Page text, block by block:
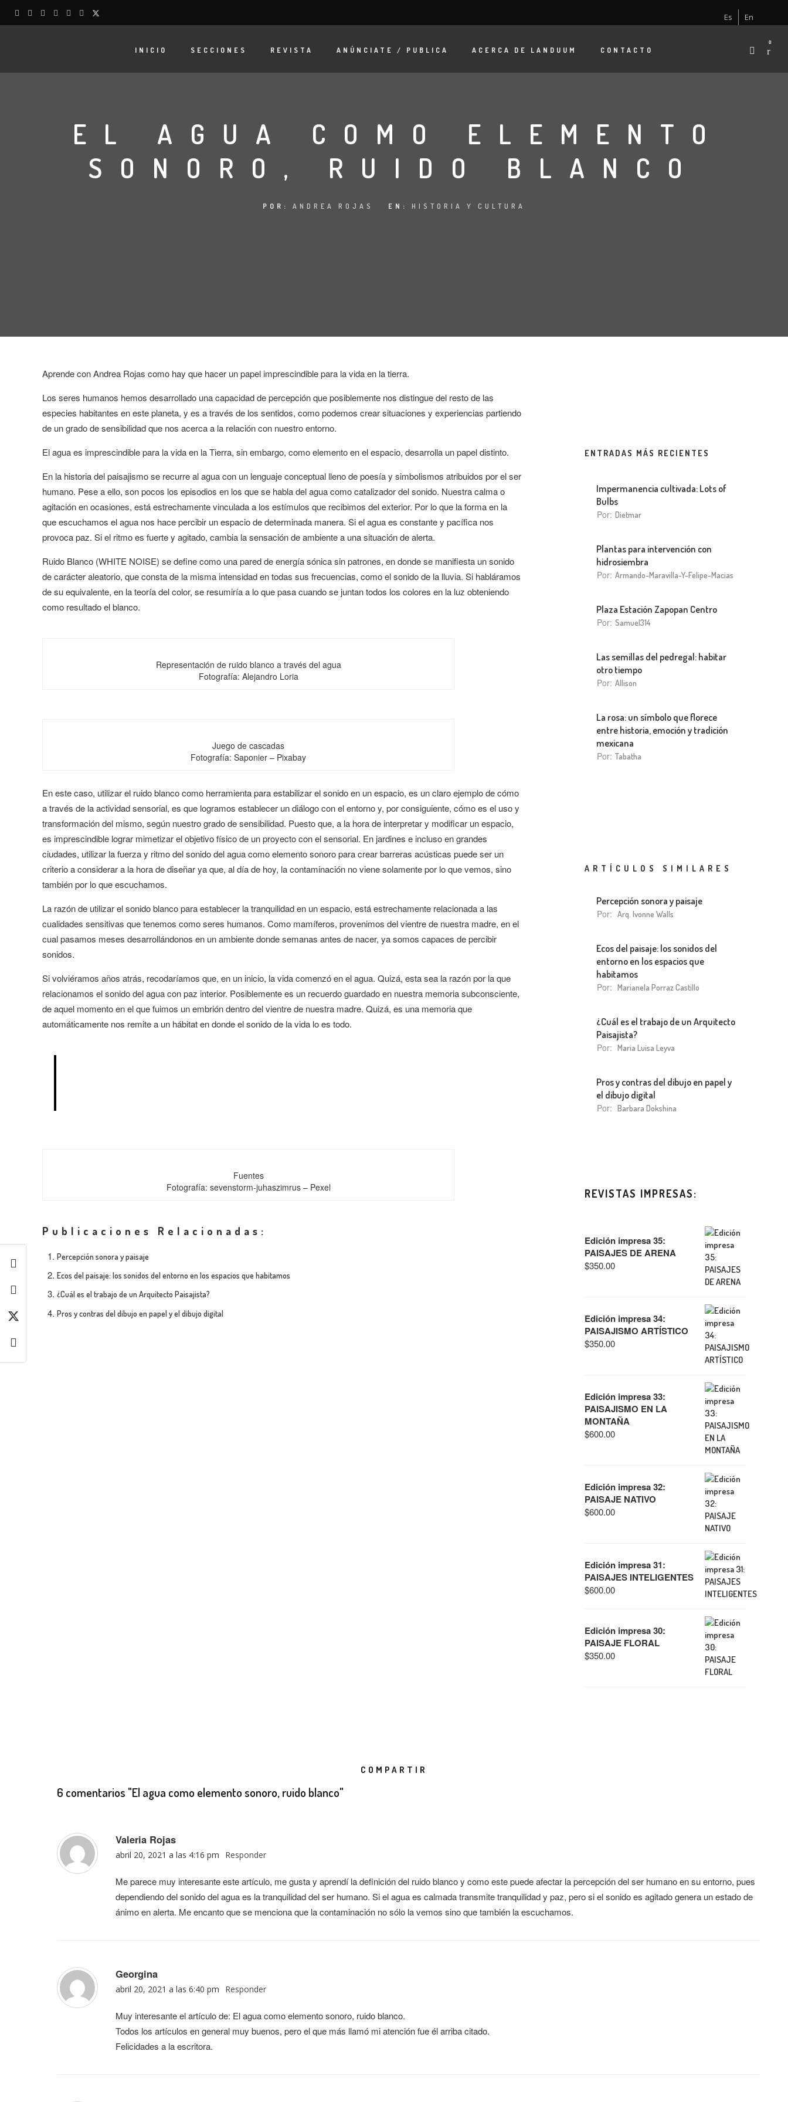
Es En
INICIO SECCIONES REVISTA ANÚNCIATE / PUBLICA ACERCA DE LANDUUM CONTACTO
0
EL AGUA COMO ELEMENTO
SONORO, RUIDO BLANCO
POR: ANDREA ROJAS EN: HISTORIA Y CULTURA
Aprende con Andrea Rojas como hay que hacer un papel imprescindible para la vida en la tierra.
Los seres humanos hemos desarrollado una capacidad de percepción que posiblemente nos distingue del resto de las
especies habitantes en este planeta, y es a través de los sentidos, como podemos crear situaciones y experiencias partiendo
de un grado de sensibilidad que nos acerca a la relación con nuestro entorno.
El agua es imprescindible para la vida en la Tierra, sin embargo, como elemento en el espacio, desarrolla un papel distinto.
En la historia del paisajismo se recurre al agua con un lenguaje conceptual lleno de poesía y simbolismos atribuidos por el ser
humano. Pese a ello, son pocos los episodios en los que se habla del agua como catalizador del sonido. Nuestra calma o
agitación en ocasiones, está estrechamente vinculada a los estímulos que recibimos del exterior. Por lo que la forma en la
que escuchamos el agua nos hace percibir un espacio de determinada manera. Si el agua es constante y pacífica nos
provoca paz. Si el ritmo es fuerte y agitado, cambia la sensación de ambiente a una situación de alerta.
Ruido Blanco (WHITE NOISE) se define como una pared de energía sónica sin patrones, en donde se manifiesta un sonido
de carácter aleatorio, que consta de la misma intensidad en todas sus frecuencias, como el sonido de la lluvia. Si habláramos
de su equivalente, en la teoría del color, se resumiría a lo que pasa cuando se juntan todos los colores en la luz obteniendo
como resultado el blanco.
Representación de ruido blanco a través del agua
Fotografía: Alejandro Loria
Juego de cascadas
Fotografía: Saponier – Pixabay
En este caso, utilizar el ruido blanco como herramienta para estabilizar el sonido en un espacio, es un claro ejemplo de cómo
a través de la actividad sensorial, es que logramos establecer un diálogo con el entorno y, por consiguiente, cómo es el uso y
transformación del mismo, según nuestro grado de sensibilidad. Puesto que, a la hora de interpretar y modificar un espacio,
es imprescindible lograr mimetizar el objetivo físico de un proyecto con el sensorial. En jardines e incluso en grandes
ciudades, utilizar la fuerza y ritmo del sonido del agua como elemento sonoro para crear barreras acústicas puede ser un
criterio a considerar a la hora de diseñar ya que, al día de hoy, la contaminación no viene solamente por lo que vemos, sino
también por lo que escuchamos.
La razón de utilizar el sonido blanco para establecer la tranquilidad en un espacio, está estrechamente relacionada a las
cualidades sensitivas que tenemos como seres humanos. Como mamíferos, provenimos del vientre de nuestra madre, en el
cual pasamos meses desarrollándonos en un ambiente donde semanas antes de nacer, ya somos capaces de percibir
sonidos.
Si volviéramos años atrás, recodaríamos que, en un inicio, la vida comenzó en el agua. Quizá, esta sea la razón por la que
relacionamos el sonido del agua con paz interior. Posiblemente es un recuerdo guardado en nuestra memoria subconsciente,
de aquel momento en el que fuimos un embrión dentro del vientre de nuestra madre. Quizá, es una memoria que
automáticamente nos remite a un hábitat en donde el sonido de la vida lo es todo.
Fuentes
Fotografía: sevenstorm-juhaszimrus – Pexel
Publicaciones Relacionadas:
Percepción sonora y paisaje
Ecos del paisaje: los sonidos del entorno en los espacios que habitamos
¿Cuál es el trabajo de un Arquitecto Paisajista?
Pros y contras del dibujo en papel y el dibujo digital
ENTRADAS MÁS RECIENTES
Impermanencia cultivada: Lots of
Bulbs
Por: Dietmar
Plantas para intervención con
hidrosiembra
Por: Armando-Maravilla-Y-Felipe-Macias
Plaza Estación Zapopan Centro
Por: Samuel314
Las semillas del pedregal: habitar
otro tiempo
Por: Allison
La rosa: un símbolo que florece
entre historia, emoción y tradición
mexicana
Por: Tabatha
ARTÍCULOS SIMILARES
Percepción sonora y paisaje
Por: Arq. Ivonne Walls
Ecos del paisaje: los sonidos del
entorno en los espacios que
habitamos
Por: Marianela Porraz Castillo
¿Cuál es el trabajo de un Arquitecto
Paisajista?
Por: Maria Luisa Leyva
Pros y contras del dibujo en papel y
el dibujo digital
Por: Barbara Dokshina
REVISTAS IMPRESAS:
Edición impresa 35:
PAISAJES DE ARENA
$350.00
Edición impresa 34:
PAISAJISMO ARTÍSTICO
$350.00
Edición impresa 33:
PAISAJISMO EN LA
MONTAÑA
$600.00
Edición impresa 32:
PAISAJE NATIVO
$600.00
Edición impresa 31:
PAISAJES INTELIGENTES
$600.00
Edición impresa 30:
PAISAJE FLORAL
$350.00
COMPARTIR
6 comentarios "El agua como elemento sonoro, ruido blanco"
Valeria Rojas
abril 20, 2021 a las 4:16 pm Responder
Me parece muy interesante este artículo, me gusta y aprendí la definición del ruido blanco y como este puede afectar la percepción del ser humano en su entorno, pues
dependiendo del sonido del agua es la tranquilidad del ser humano. Si el agua es calmada transmite tranquilidad y paz, pero si el sonido es agitado genera un estado de
ánimo en alerta. Me encanto que se menciona que la contaminación no sólo la vemos sino que también la escuchamos.
Georgina
abril 20, 2021 a las 6:40 pm Responder
Muy interesante el artículo de: El agua como elemento sonoro, ruido blanco.
Todos los artículos en general muy buenos, pero el que más llamó mi atención fue él arriba citado.
Felicidades a la escritora.